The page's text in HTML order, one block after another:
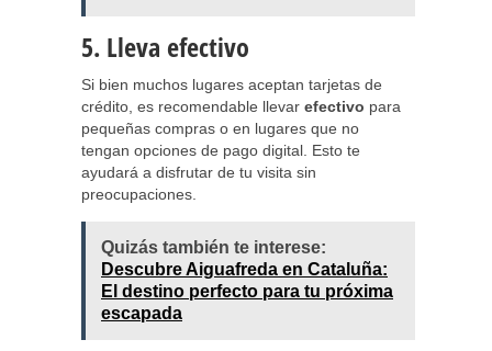
5. Lleva efectivo
Si bien muchos lugares aceptan tarjetas de
crédito, es recomendable llevar efectivo para
pequeñas compras o en lugares que no
tengan opciones de pago digital. Esto te
ayudará a disfrutar de tu visita sin
preocupaciones.
Quizás también te interese:
Descubre Aiguafreda en Cataluña:
El destino perfecto para tu próxima
escapada